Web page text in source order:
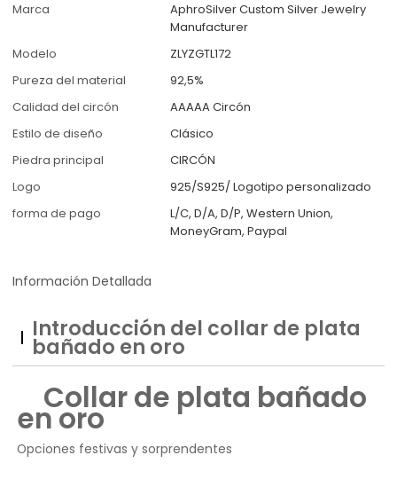
Marca
AphroSilver Custom Silver Jewelry
Manufacturer
Modelo
ZLYZGTL172
Pureza del material
92,5%
Calidad del circón
AAAAA Circón
Estilo de diseño
Clásico
Piedra principal
CIRCÓN
Logo
925/S925/ Logotipo personalizado
forma de pago
L/C, D/A, D/P, Western Union,
MoneyGram, Paypal
Información Detallada
Introducción del collar de plata
bañado en oro
Collar de plata bañado
en oro
Opciones festivas y sorprendentes